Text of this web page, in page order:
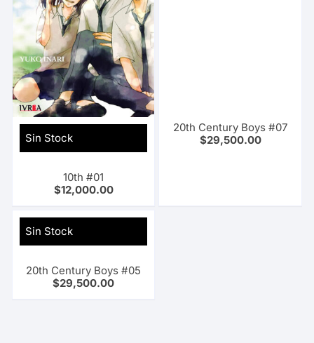
Sin Stock
10th #01
$12,000.00
20th Century Boys #07
$29,500.00
Sin Stock
20th Century Boys #05
$29,500.00